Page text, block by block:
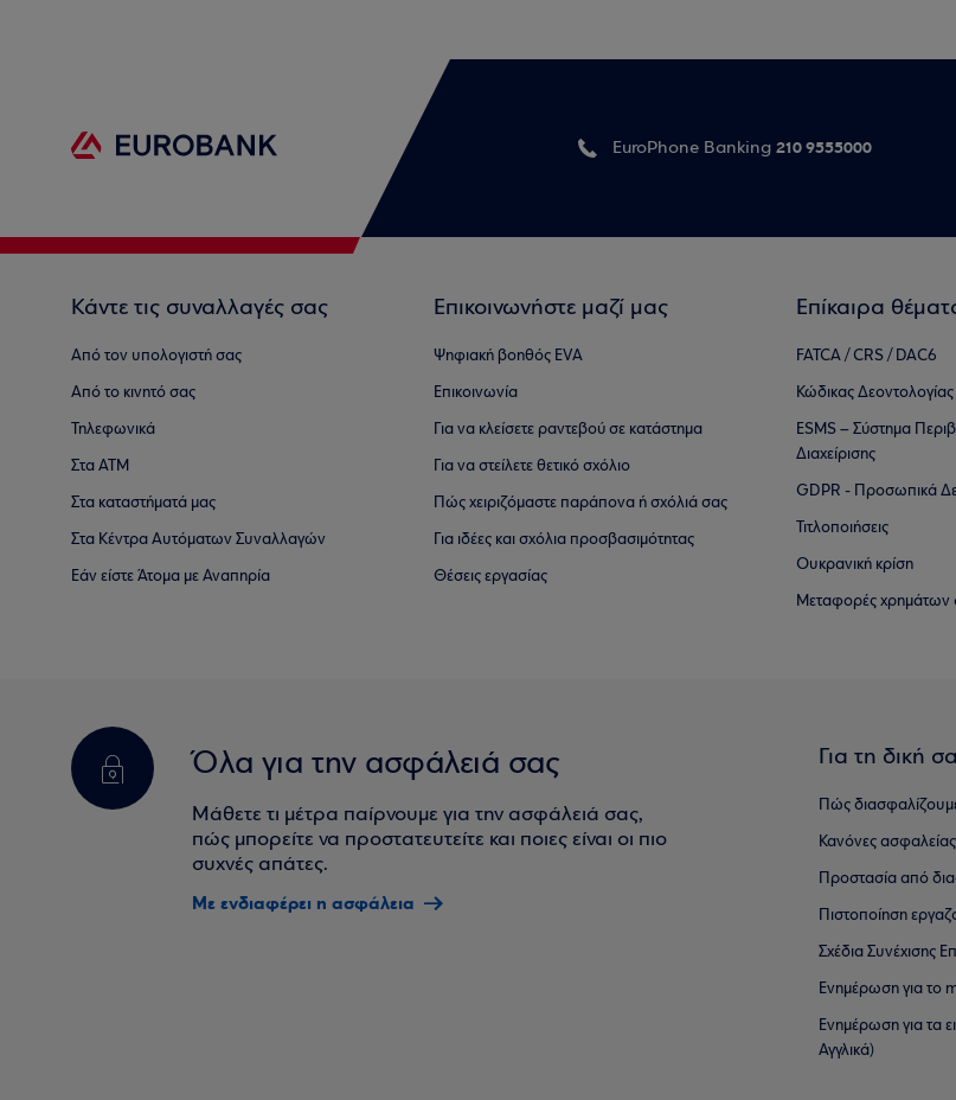
EuroPhone Banking 210 9555000
Κάντε τις συναλλαγές σας
Από τον υπολογιστή σας
Από το κινητό σας
Τηλεφωνικά
Στα ΑΤΜ
Στα καταστήματά μας
Στα Κέντρα Αυτόματων Συναλλαγών
Εάν είστε Άτομα με Αναπηρία
Επικοινωνήστε μαζί μας
Ψηφιακή βοηθός EVA
Επικοινωνία
Για να κλείσετε ραντεβού σε κατάστημα
Για να στείλετε θετικό σχόλιο
Πώς χειριζόμαστε παράπονα ή σχόλιά σας
Για ιδέες και σχόλια προσβασιμότητας
Θέσεις εργασίας
Επίκαιρα
FATCA / CRS / DAC6
Κώδικας
ESMS – Σύστημα
Διαχείρισης
GDPR - Προσωπικά
Τιτλοποιήσεις
Ουκρανική κρίση
Μεταφορές χρημάτων
Όλα για την ασφάλειά σας
Μάθετε τι μέτρα παίρνουμε για την ασφάλειά σας,
πώς μπορείτε να προστατευτείτε και ποιες είναι οι πιο
συχνές απάτες.
Με ενδιαφέρει η ασφάλεια
Για τη δική
Πώς
Κανόνες
Προστασία από
Πιστοποίηση
Σχέδια Συνέχισης
Ενημέρωση για το
Ενημέρωση για τα
Αγγλικά)